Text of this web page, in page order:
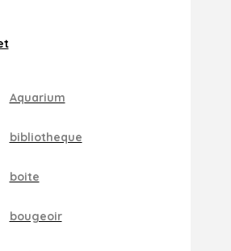
Aquarium
bibliotheque
boite
bougeoir